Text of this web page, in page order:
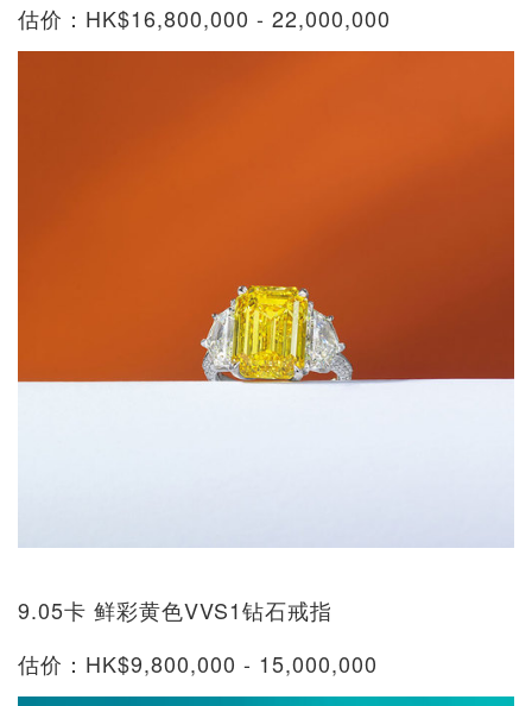
估价：HK$16,800,000 - 22,000,000
9.05卡 鲜彩黄色VVS1钻石戒指
估价：HK$9,800,000 - 15,000,000